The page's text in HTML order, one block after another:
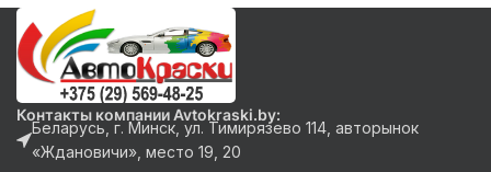
Контакты компании Avtokraski.by:
Беларусь, г. Минск, ул. Тимирязево 114, авторынок
«Ждановичи», место 19, 20